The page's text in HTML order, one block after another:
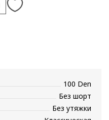
100 Den
Без шорт
Без утяжки